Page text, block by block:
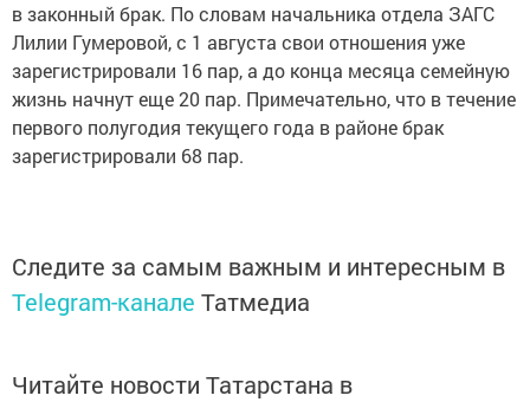
в законный брак. По словам начальника отдела ЗАГС
Лилии Гумеровой, с 1 августа свои отношения уже
зарегистрировали 16 пар, а до конца месяца семейную
жизнь начнут еще 20 пар. Примечательно, что в течение
первого полугодия текущего года в районе брак
зарегистрировали 68 пар.
Следите за самым важным и интересным в
Telegram-канале Татмедиа
Читайте новости Татарстана в